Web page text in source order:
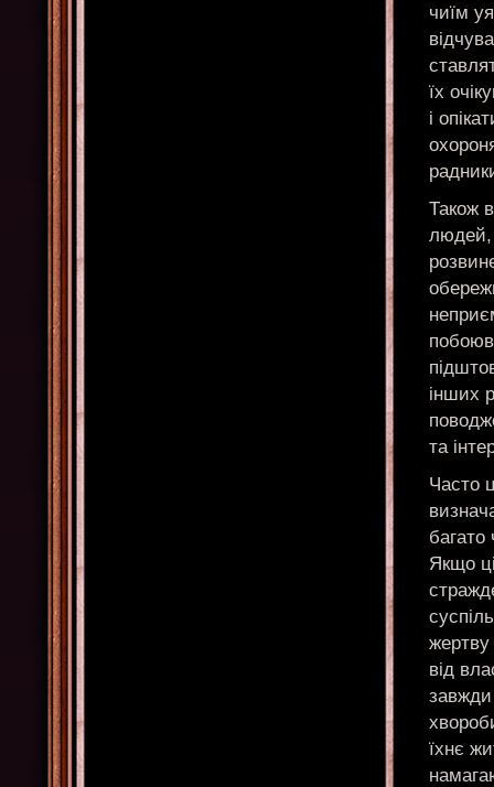
чиїм
їх
і
Також
людей,
інших
та
Часто
Якщо
від
завжди
їхнє